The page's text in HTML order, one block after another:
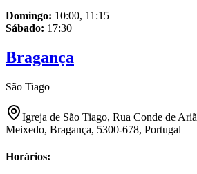
Domingo: 10:00, 11:15
Sábado: 17:30
Bragança
São Tiago
Igreja de São Tiago, Rua Conde de
Meixedo, Bragança, 5300-678, Portugal
Horários: